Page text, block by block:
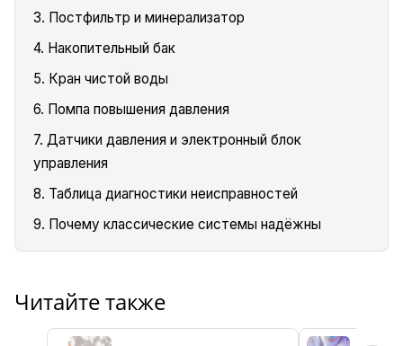
3. Постфильтр и минерализатор
4. Накопительный бак
5. Кран чистой воды
6. Помпа повышения давления
7. Датчики давления и электронный блок
управления
8. Таблица диагностики неисправностей
9. Почему классические системы надёжны
Читайте также